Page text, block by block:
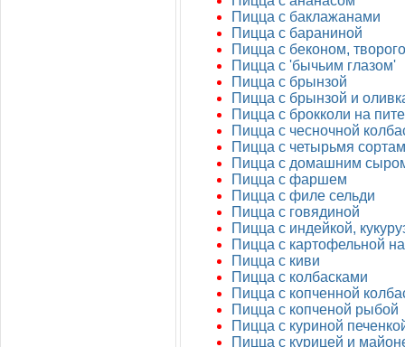
Пицца с баклажанами
Пицца с бараниной
Пицца с беконом,
Пицца с 'бычьим глазом'
Пицца с брынзой
Пицца с брынзой и
Пицца с брокколи на пите
Пицца с чесночной
Пицца с четырьмя
Пицца с домашним
Пицца с фаршем
Пицца с филе сельди
Пицца с говядиной
Пицца с индейкой,
Пицца с картофельной
Пицца с киви
Пицца с колбасками
Пицца с копченной
Пицца с копченой рыбой
Пицца с куриной
Пицца с курицей и